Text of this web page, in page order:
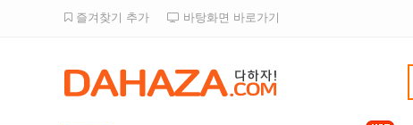
즐겨찾기 추가 바탕화면 바로가기